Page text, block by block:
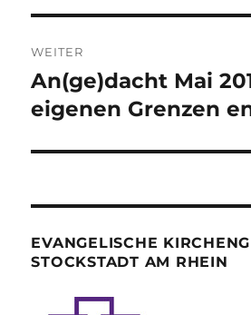
WEITER
Nächster
Beitrag:
An(ge)dacht Mai
eigenen Grenzen
EVANGELISCHE
STOCKSTADT AM RHEIN